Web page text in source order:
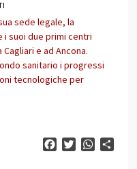
sede legale, la
i suoi due primi centri
e ad Ancona.
sanitario i progressi
tecnologiche per
FacebookTwitter